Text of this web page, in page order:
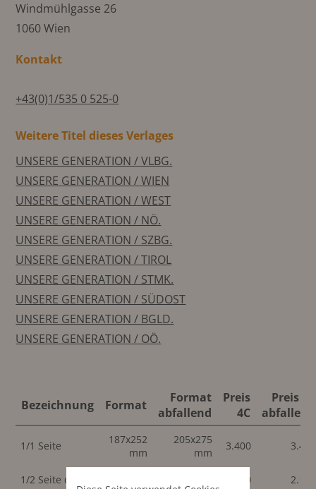
Windmühlgasse 26
1060 Wien
Kontakt
+43(0)1/535 0 525-0
Weitere Titel dieses Verlages
UNSERE GENERATION / VLBG.
UNSERE GENERATION / WIEN
UNSERE GENERATION / WEST
UNSERE GENERATION / NÖ.
UNSERE GENERATION / SZBG.
UNSERE GENERATION / TIROL
UNSERE GENERATION / STMK.
UNSERE GENERATION / SÜDOST
UNSERE GENERATION / BGLD.
UNSERE GENERATION / OÖ.
Bezeichnung Format
Format
abfallend
Preis
4C
Preis 4C
abfallend
1/1 Seite
187x252
mm
205x275
mm
3.400 3.400
1/2 Seite quer 2.150 2.150